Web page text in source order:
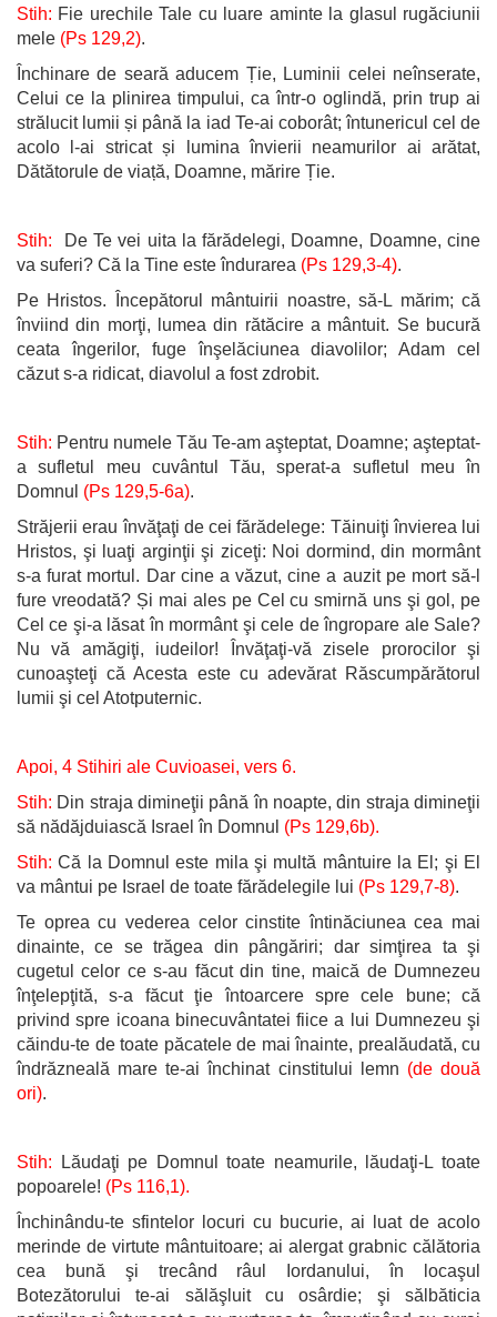
Stih: Fie urechile Tale cu luare aminte la glasul rugăciunii
mele (Ps 129,2).
Închinare de seară aducem Ție, Luminii celei neînserate,
Celui ce la plinirea timpului, ca într-o oglindă, prin trup ai
strălucit lumii și până la iad Te-ai coborât; întunericul cel de
acolo l-ai stricat și lumina învierii neamurilor ai arătat,
Dătătorule de viață, Doamne, mărire Ție.
Stih:
De Te vei uita la fărădelegi, Doamne, Doamne, cine
va suferi? Că la Tine este îndurarea (Ps 129,3-4).
Pe Hristos. Începătorul mântuirii noastre, să-L mărim; că
înviind din morţi, lumea din rătăcire a mântuit. Se bucură
ceata îngerilor, fuge înşelăciunea diavolilor; Adam cel
căzut s-a ridicat, diavolul a fost zdrobit.
Stih: Pentru numele Tău Te-am aşteptat, Doamne; aşteptat-
a sufletul meu cuvântul Tău, sperat-a sufletul meu în
Domnul (Ps 129,5-6a).
Străjerii erau învăţaţi de cei fărădelege: Tăinuiţi învierea lui
Hristos, şi luaţi arginţii şi ziceţi: Noi dormind, din mormânt
s-a furat mortul. Dar cine a văzut, cine a auzit pe mort să-l
fure vreodată? Și mai ales pe Cel cu smirnă uns şi gol, pe
Cel ce şi-a lăsat în mormânt şi cele de îngropare ale Sale?
Nu vă amăgiţi, iudeilor! Învăţaţi-vă zisele prorocilor şi
cunoaşteţi că Acesta este cu adevărat Răscumpărătorul
lumii şi cel Atotputernic.
Apoi, 4 Stihiri ale Cuvioasei, vers 6.
Stih: Din straja dimineţii până în noapte, din straja dimineţii
să nădăjduiască Israel în Domnul (Ps 129,6b).
Stih:Că la Domnul este mila şi multă mântuire la El; şi El
va mântui pe Israel de toate fărădelegile lui (Ps 129,7-8).
Te oprea cu vederea celor cinstite întinăciunea cea mai
dinainte, ce se trăgea din pângăriri; dar simţirea ta şi
cugetul celor ce s-au făcut din tine, maică de Dumnezeu
înţelepţită, s-a făcut ţie întoarcere spre cele bune; că
privind spre icoana binecuvântatei fiice a lui Dumnezeu şi
căindu-te de toate păcatele de mai înainte, prealăudată, cu
îndrăzneală mare te-ai închinat cinstitului lemn (de două
ori).
Stih: Lăudaţi pe Domnul toate neamurile, lăudaţi-L toate
popoarele! (Ps 116,1).
Închinându-te sfintelor locuri cu bucurie, ai luat de acolo
merinde de virtute mântuitoare; ai alergat grabnic călătoria
cea bună şi trecând râul Iordanului, în locaşul
Botezătorului te-ai sălăşluit cu osârdie; şi sălbăticia